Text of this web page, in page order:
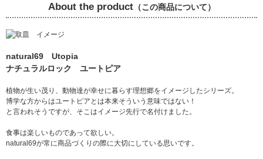
About the product（この商品について）
natural69 Utopia
ナチュラルロック ユートピア
植物が生い茂り、動物達が幸せに暮らす理想郷をイメージしたシリーズ。
博学な方からはユートピアとは本来そういう意味ではない！
と言われそうですが、そこはイメージ先行で名付けました。
食事は楽しいものであって欲しい。
natural69が常に商品づくりの際に大切にしている思いです。